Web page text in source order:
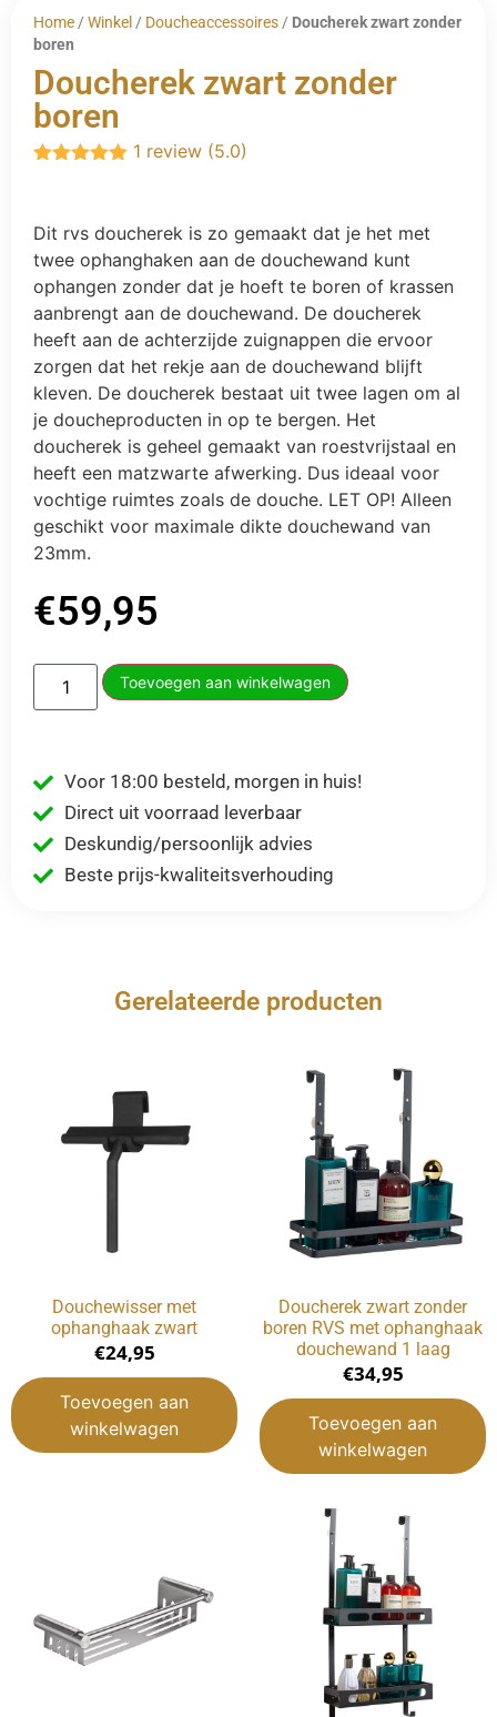
Home / Winkel / Doucheaccessoires / Doucherek zwart zonder
boren
Doucherek zwart zonder
boren
1 review (5.0)
Dit rvs doucherek is zo gemaakt dat je het met
twee ophanghaken aan de douchewand kunt
ophangen zonder dat je hoeft te boren of krassen
aanbrengt aan de douchewand. De doucherek
heeft aan de achterzijde zuignappen die ervoor
zorgen dat het rekje aan de douchewand blijft
kleven. De doucherek bestaat uit twee lagen om al
je doucheproducten in op te bergen. Het
doucherek is geheel gemaakt van roestvrijstaal en
heeft een matzwarte afwerking. Dus ideaal voor
vochtige ruimtes zoals de douche. LET OP! Alleen
geschikt voor maximale dikte douchewand van
23mm.
€59,95
Toevoegen aan winkelwagen
Voor 18:00 besteld, morgen in huis!
Direct uit voorraad leverbaar
Deskundig/persoonlijk advies
Beste prijs-kwaliteitsverhouding
Gerelateerde producten
Douchewisser met
ophanghaak zwart
€24,95
Toevoegen aan
winkelwagen
Doucherek zwart zonder
boren RVS met ophanghaak
douchewand 1 laag
€34,95
Toevoegen aan
winkelwagen